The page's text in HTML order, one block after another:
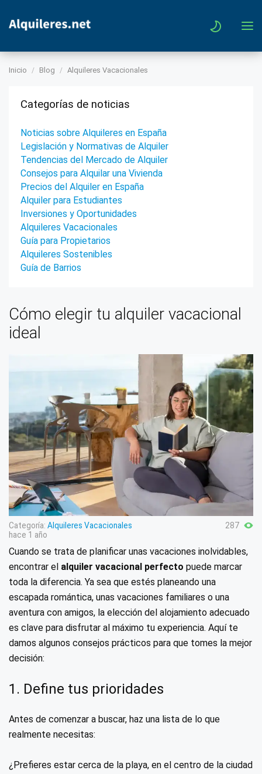
Inicio Blog Alquileres Vacacionales
Categorías de noticias
Noticias sobre Alquileres en España
Legislación y Normativas de Alquiler
Tendencias del Mercado de Alquiler
Consejos para Alquilar una Vivienda
Precios del Alquiler en España
Alquiler para Estudiantes
Inversiones y Oportunidades
Alquileres Vacacionales
Guía para Propietarios
Alquileres Sostenibles
Guía de Barrios
Cómo elegir tu alquiler vacacional
ideal
Categoría: Alquileres Vacacionales
287
hace 1 año
Cuando se trata de planificar unas vacaciones inolvidables,
encontrar el alquiler vacacional perfecto puede marcar
toda la diferencia. Ya sea que estés planeando una
escapada romántica, unas vacaciones familiares o una
aventura con amigos, la elección del alojamiento adecuado
es clave para disfrutar al máximo tu experiencia. Aquí te
damos algunos consejos prácticos para que tomes la mejor
decisión:
1. Define tus prioridades
Antes de comenzar a buscar, haz una lista de lo que
realmente necesitas:
¿Prefieres estar cerca de la playa, en el centro de la ciudad